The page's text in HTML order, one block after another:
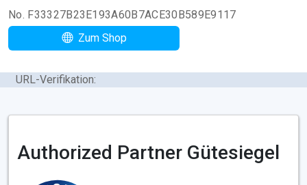
No. F33327B23E193A60B7ACE30B589E9117
Zum Shop
URL-Verifikation:
Authorized Partner Gütesiegel